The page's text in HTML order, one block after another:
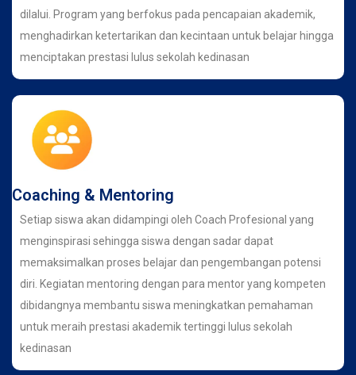
dilalui. Program yang berfokus pada pencapaian akademik,
menghadirkan ketertarikan dan kecintaan untuk belajar hingga
menciptakan prestasi lulus sekolah kedinasan
Coaching & Mentoring
Setiap siswa akan didampingi oleh Coach Profesional yang
menginspirasi sehingga siswa dengan sadar dapat
memaksimalkan proses belajar dan pengembangan potensi
diri. Kegiatan mentoring dengan para mentor yang kompeten
dibidangnya membantu siswa meningkatkan pemahaman
untuk meraih prestasi akademik tertinggi lulus sekolah
kedinasan